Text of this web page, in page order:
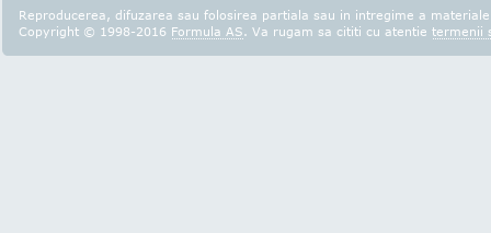
Reproducerea, difuzarea sau folosirea partiala sau in intregime a
Copyright © 1998-2016 Formula AS. Va rugam sa cititi cu atentie termenii